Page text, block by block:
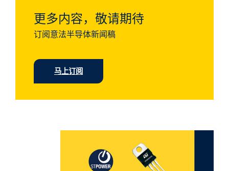
更多内容，敬请期待
订阅意法半导体新闻稿
马上订阅